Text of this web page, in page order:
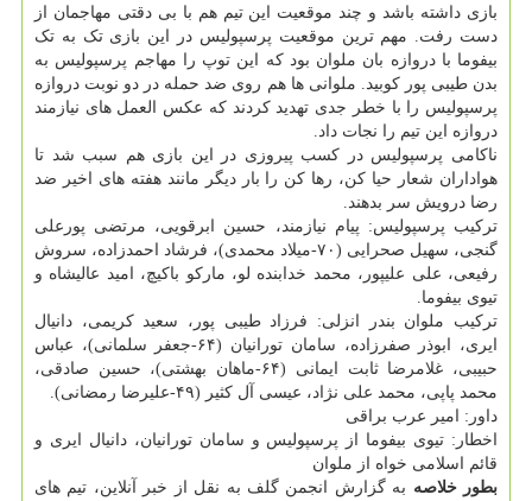
بازی داشته باشد و چند موقعیت این تیم هم با بی دقتی مهاجمان از
دست رفت. مهم ترین موقعیت پرسپولیس در این بازی تک به تک
بیفوما با دروازه بان ملوان بود که این توپ را مهاجم پرسپولیس به
بدن طیبی پور کوبید. ملوانی ها هم روی ضد حمله در دو نوبت دروازه
پرسپولیس را با خطر جدی تهدید کردند که عکس العمل های نیازمند
دروازه این تیم را نجات داد.
ناکامی پرسپولیس در کسب پیروزی در این بازی هم سبب شد تا
هواداران شعار حیا کن، رها کن را بار دیگر مانند هفته های اخیر ضد
رضا درویش سر بدهند.
ترکیب پرسپولیس: پیام نیازمند، حسین ابرقویی، مرتضی پورعلی
گنجی، سهیل صحرایی (۷۰-میلاد محمدی)، فرشاد احمدزاده، سروش
رفیعی، علی علیپور، محمد خدابنده لو، مارکو باکیچ، امید عالیشاه و
تیوی بیفوما.
ترکیب ملوان بندر انزلی: فرزاد طیبی پور، سعید کریمی، دانیال
ایری، ابوذر صفرزاده، سامان تورانیان (۶۴-جعفر سلمانی)، عباس
حبیبی، غلامرضا ثابت ایمانی (۶۴-ماهان بهشتی)، حسین صادقی،
محمد پاپی، محمد علی نژاد، عیسی آل کثیر (۴۹-علیرضا رمضانی).
داور: امیر عرب براقی
اخطار: تیوی بیفوما از پرسپولیس و سامان تورانیان، دانیال ایری و
قائم اسلامی خواه از ملوان
بطور خلاصه به گزارش انجمن گلف به نقل از خبر آنلاین، تیم های